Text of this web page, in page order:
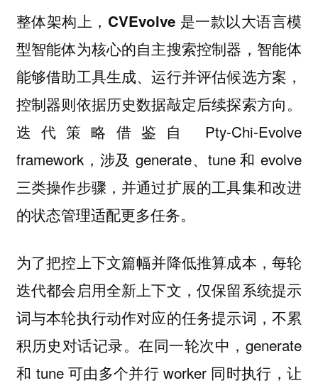
整体架构上， CVEvolve 是一款以大语言模
型智能体为核心的自主搜索控制器，智能体
能够借助工具生成、运行并评估候选方案，
控制器则依据历史数据敲定后续探索方向。
迭代策略借鉴自 Pty-Chi-Evolve
framework，涉及 generate、tune 和 evolve
三类操作步骤，并通过扩展的工具集和改进
的状态管理适配更多任务。
为了把控上下文篇幅并降低推算成本，每轮
迭代都会启用全新上下文，仅保留系统提示
词与本轮执行动作对应的任务提示词，不累
积历史对话记录。在同一轮次中，generate
和 tune 可由多个并行 worker 同时执行，让